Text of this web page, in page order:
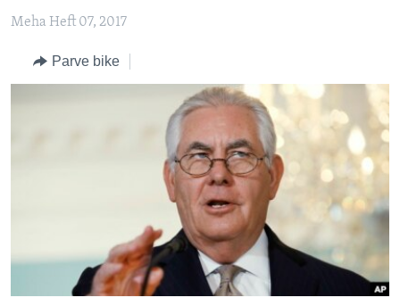
here
serekî
Yekser
FOTO GALERÎ
RADYO
AMERÎKA
TIRKÎYE
ÇAND Û HUNER
SERNIVÎS
Meha Heft 07, 2017
Parve bike